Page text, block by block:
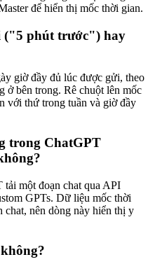
để hiển thị mốc thời gian.
("5 phút trước") hay
giờ đầy đủ lúc được gửi, theo
ở bên trong. Rê chuột lên mốc
với thứ trong tuần và giờ đầy
trong ChatGPT
tải một đoạn chat qua API
GPTs. Dữ liệu mốc thời
chat, nên dòng này hiển thị y